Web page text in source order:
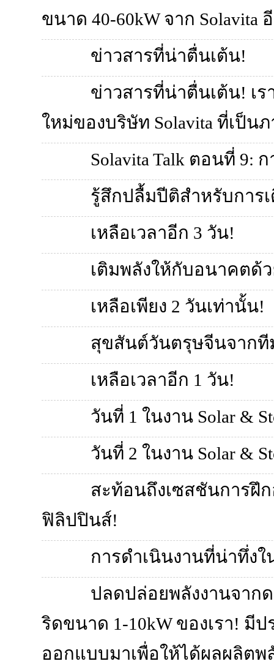
ขนาด 40-60kW จาก Solavita
ข่าวสารที่น่าตื่นเต้น!
ข่าวสารที่น่าตื่นเต้น! เ
ใหม่ของบริษัท Solavita ที่เป็น
Solavita Talk ตอนที่ 9:
รู้สึกปลื้มปีติสำหรับการ
เหลือเวลาอีก 3 วัน!
เติมพลังให้กับอนาคตด้
เหลือเพียง 2 วันเท่านั้น!
สุขสันต์วันตรุษจีนจากที
เหลือเวลาอีก 1 วัน!
วันที่ 1 ในงาน Solar &
วันที่ 2 ในงาน Solar &
สะท้อนถึงเซสชันการฝึ
ฟิลิปปินส์!
การดำเนินงานที่น่าทึ่งใ
ปลดปล่อยพลังงานจาก
ริดขนาด 1-10kW ของเรา! มี
ออกแบบมาเพื่อให้ได้ผลผลิตพ